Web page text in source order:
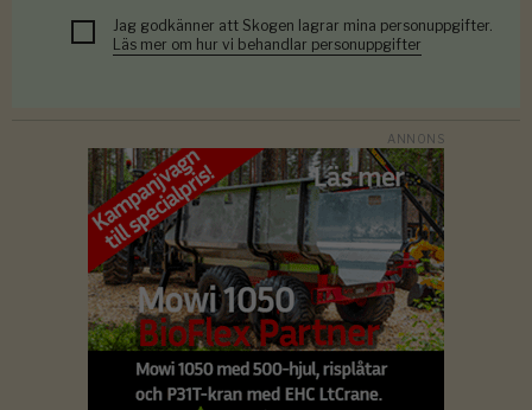
Jag godkänner att Skogen lagrar mina personuppgifter.
Läs mer om hur vi behandlar personuppgifter